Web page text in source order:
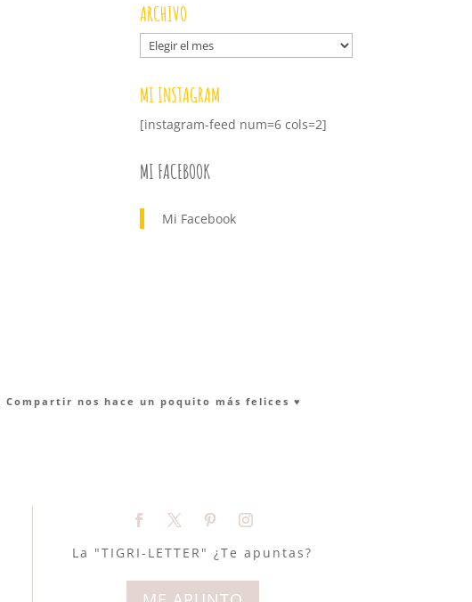
ARCHIVO
Archivo
MI INSTAGRAM
[instagram-feed num=6 cols=2]
MI FACEBOOK
Mi Facebook
Compartir nos hace un poquito más felices ♥︎
La "TIGRI-LETTER" ¿Te apuntas?